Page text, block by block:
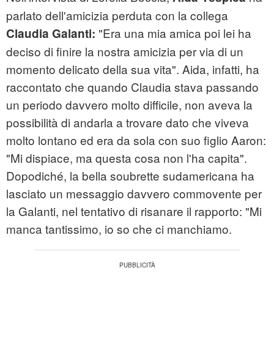
parlato dell'amicizia perduta con la collega
Claudia Galanti: "Era una mia amica poi lei ha
deciso di finire la nostra amicizia per via di un
momento delicato della sua vita". Aida, infatti, ha
raccontato che quando Claudia stava passando
un periodo davvero molto difficile, non aveva la
possibilità di andarla a trovare dato che viveva
molto lontano ed era da sola con suo figlio Aaron:
"Mi dispiace, ma questa cosa non l'ha capita".
Dopodiché, la bella soubrette sudamericana ha
lasciato un messaggio davvero commovente per
la Galanti, nel tentativo di risanare il rapporto: "Mi
manca tantissimo, io so che ci manchiamo.